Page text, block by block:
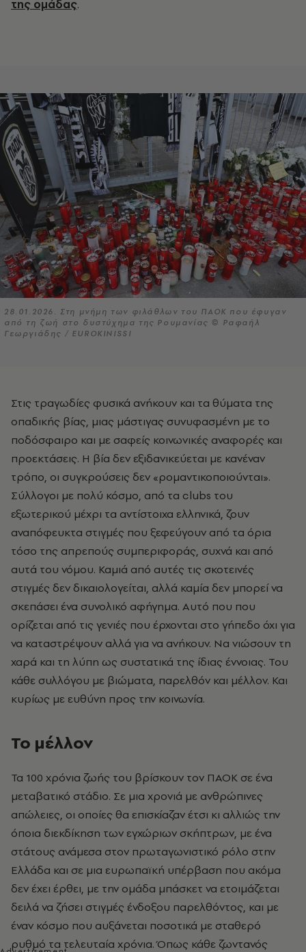
της ομάδας.
28.01.2026. Στη μνήμη των φιλάθλων του ΠΑΟΚ που έφυγαν
από τη ζωή στο δυστύχημα της Ρουμανίας © Ραφαήλ
Γεωργιάδης / EUROKINISSI
Στις τραγωδίες φυσικά ανήκουν και τα θύματα της
οπαδικής βίας, μιας μάστιγας συνυφασμένη με το
ποδόσφαιρο και με σαφείς κοινωνικές αναφορές και
προεκτάσεις. Η βία δεν εξιδανικεύεται με κανέναν
τρόπο, οι συγκρούσεις δεν «ρομαντικοποιούνται».
Σύλλογοι με πολύ κόσμο, από τα clubs του
εξωτερικού μέχρι τα αντίστοιχα ελληνικά, ζουν
αναπόφευκτα στιγμές που ξεφεύγουν από τα όρια
τόσο της απρεπούς συμπεριφοράς, συχνά και από
αυτά του νόμου. Καμιά από αυτές τις σκοτεινές
στιγμές δεν δικαιολογείται, αλλά καμία δεν μπορεί να
σκεπάσει ένα συνολικό αφήγημα. Αυτό που που
ορίζεται από τις γενιές που έρχονται στο γήπεδο όχι για
να καταστρέψουν αλλά για να ανήκουν. Να νιώσουν τη
χαρά και τη λύπη ως συστατικά της ίδιας έννοιας. Του
κάθε συλλόγου με βιώματα, παρελθόν και μέλλον. Και
κυρίως με ευθύνη προς την κοινωνία.
Το μέλλον
Τα 100 χρόνια ζωής του βρίσκουν τον ΠΑΟΚ σε ένα
μεταβατικό στάδιο. Σε μια χρονιά με ανθρώπινες
απώλειες, οι οποίες θα επισκίαζαν έτσι κι αλλιώς την
όποια διεκδίκηση των εγχώριων σκήπτρων, με ένα
στάτους ανάμεσα στον πρωταγωνιστικό ρόλο στην
Ελλάδα και σε μια ευρωπαϊκή υπέρβαση που ακόμα
δεν έχει έρθει, με την ομάδα μπάσκετ να ετοιμάζεται
δειλά να ζήσει στιγμές ένδοξου παρελθόντος, και με
έναν κόσμο που αυξάνεται ποσοτικά με σταθερό
ρυθμό τα τελευταία χρόνια. Όπως κάθε ζωντανός